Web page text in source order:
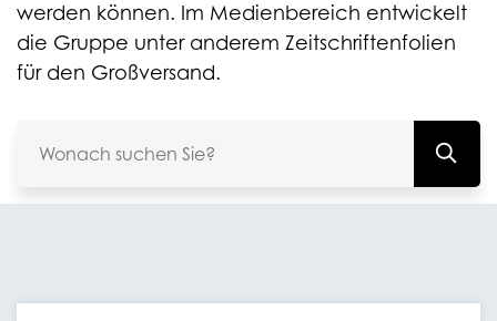
werden können. Im Medienbereich entwickelt
die Gruppe unter anderem Zeitschriftenfolien
für den Großversand.